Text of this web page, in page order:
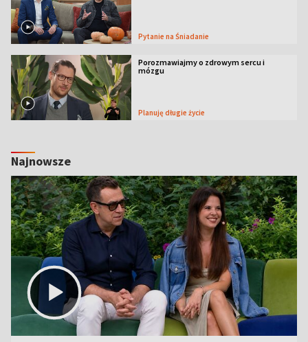
Pytanie na Śniadanie
Porozmawiajmy o zdrowym sercu i
mózgu
Planuję długie życie
Najnowsze